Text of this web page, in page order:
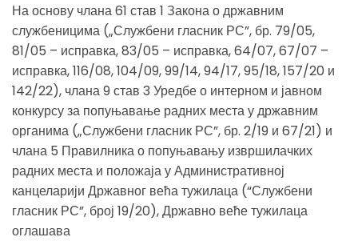
На основу члана 61 став 1 Закона о државним
службеницима („Службени гласник РС”, бр. 79/05,
81/05 – исправка, 83/05 – исправка, 64/07, 67/07 –
исправка, 116/08, 104/09, 99/14, 94/17, 95/18, 157/20 и
142/22), члана 9 став 3 Уредбе о интерном и јавном
конкурсу за попуњавање радних места у државним
органима („Службени гласник РС”, бр. 2/19 и 67/21) и
члана 5 Правилника о попуњавању извршилачких
радних места и положаја у Административној
канцеларији Државног већа тужилаца (“Службени
гласник РС”, број 19/20), Државно веће тужилаца
оглашава